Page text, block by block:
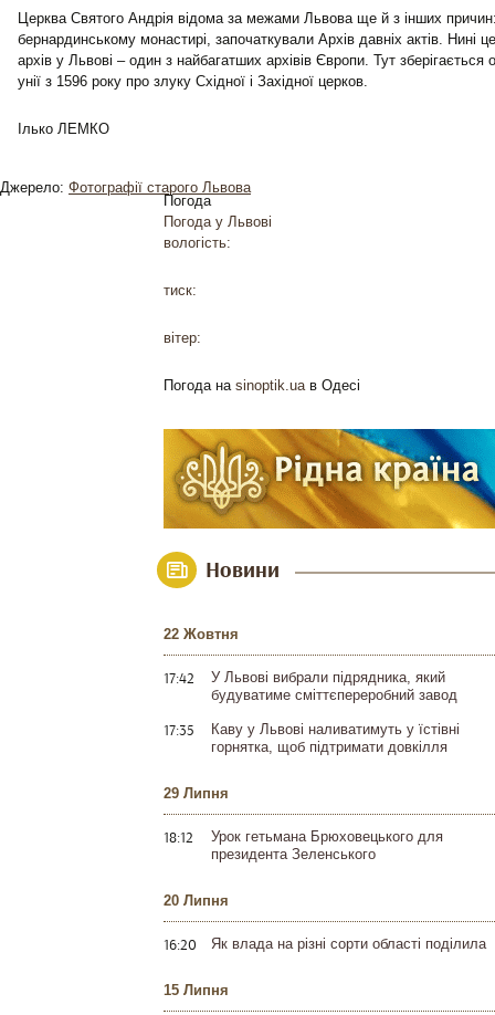
Церква Святого Андрія відома за межами Львова ще й з інших
бернардинському монастирі, започаткували Архів давніх актів. Нині
архів у Львові – один з найбагатших архівів Європи. Тут зберігається
унії з 1596 року про злуку Східної і Західної церков.
Ілько ЛЕМКО
Джерело: Фотографії старого Львова
Погода
Погода у Львові
вологість:
тиск:
вітер:
Погода на sinoptik.ua в Одесі
Новини
22 Жовтня
17:42
У Львові вибрали підрядника, який
будуватиме сміттєпереробний завод
17:35
Каву у Львові наливатимуть у їстівні
горнятка, щоб підтримати довкілля
29 Липня
18:12
Урок гетьмана Брюховецького для
президента Зеленського
20 Липня
16:20 Як влада на різні сорти області поділила
15 Липня